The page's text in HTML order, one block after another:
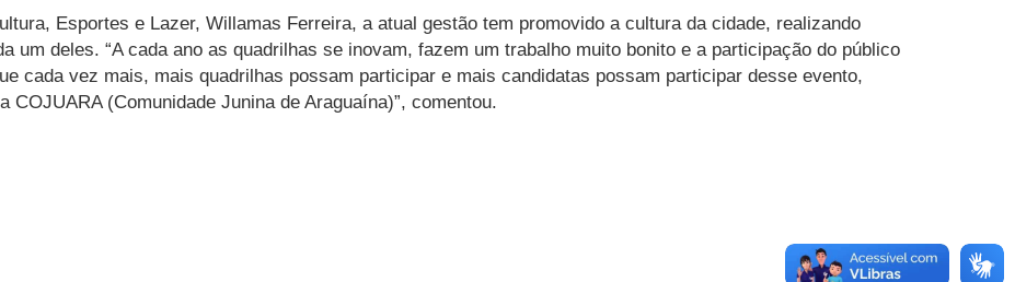
Esportes e Lazer, Willamas Ferreira, a atual gestão tem promovido a cultura da cidade, realizando
um deles. “A cada ano as quadrilhas se inovam, fazem um trabalho muito bonito e a participação do público
cada vez mais, mais quadrilhas possam participar e mais candidatas possam participar desse evento,
(Comunidade Junina de Araguaína)”, comentou.